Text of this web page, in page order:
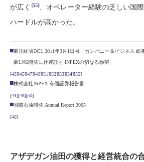
が広く [55]、オペレーター経験の乏しい国
ハードルが高かった。
東洋経済DCL 2011年3月1日号「カンパニー＆ビジネス 総
豪LNG開発に社運託す INPEXの切なる願望」
[43][45][47][49][51][52][53][54][55]
株式会社INPEX 有価証券報告書
[44][48][50]
国際石油開発 Annual Report 2005
[46]
アザデガン油田の獲得と経営統合の